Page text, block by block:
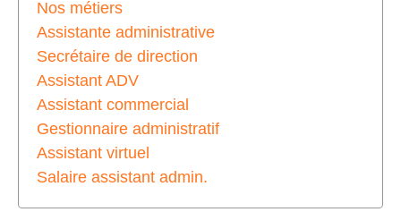
Nos métiers
Assistante administrative
Secrétaire de direction
Assistant ADV
Assistant commercial
Gestionnaire administratif
Assistant virtuel
Salaire assistant admin.